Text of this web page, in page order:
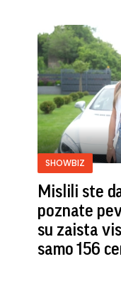
SHOWBIZ
Mislili ste
poznate
su zaista
samo 156